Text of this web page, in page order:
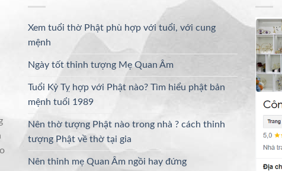
Xem tuổi thờ Phật phù hợp với tuổi, với cung
mệnh
Ngày tốt thỉnh tượng Mẹ Quan Âm
Tuổi Kỷ Tỵ hợp với Phật nào? Tìm hiểu phật bản
mệnh tuổi 1989
Nên thờ tượng Phật nào trong nhà ? cách thỉnh
tượng Phật về thờ tại gia
Nên thỉnh mẹ Quan Âm ngồi hay đứng